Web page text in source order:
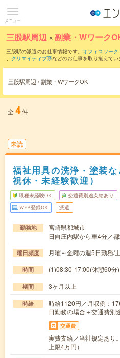
メニュー
三股駅周辺 ×副業・Wワーク
三股駅の派遣のお仕事情報です。 オフィスワー
、 クリエイティブ系などのお仕事を取り揃えて
三股駅周辺 / 副業・WワークOK
全 4件
未読
福祉用具の洗浄・塗装
祝休・未経験歓迎）
職種未経験OK 交通費別途支給あり
WEB登録OK 派遣
勤務地
宮崎県都城市
日向庄内駅から車4分／
曜日頻度 月曜～金曜の週5日勤務/
時間 (1)08:30-17:00(休憩60分)
期間 3ヶ月以上
時給
時給1120円／月収例：
日勤務の場合＋交通費別
交通費
実費支給／当社規定あり
上限4万円）